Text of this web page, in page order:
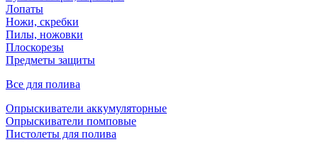
Лопаты
Ножи, скребки
Пилы, ножовки
Плоскорезы
Предметы защиты
Все для полива
Опрыскиватели аккумуляторные
Опрыскиватели помповые
Пистолеты для полива